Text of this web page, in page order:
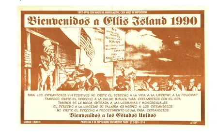
per
page